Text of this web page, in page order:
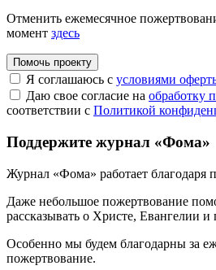
Отменить ежемесячное
момент здесь
Помочь проекту
Я соглашаюсь с условиями
Даю свое согласие на обработку
соответствии с Политикой
Поддержите журнал «Фома»
Журнал «Фома» работает благодаря
Даже небольшое пожертвование
рассказывать о Христе, Евангелии и
Особенно мы будем благодарны за
пожертвование.